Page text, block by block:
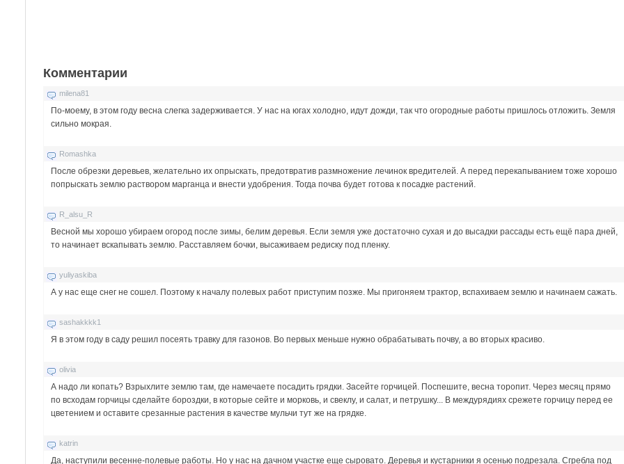
Комментарии
milena81
По-моему, в этом году весна слегка задерживается. У нас на югах холодно, идут дожди, так что огородные работы пришлось отложить. Земля
сильно мокрая.
Romashka
После обрезки деревьев, желательно их опрыскать, предотвратив размножение лечинок вредителей. А перед перекапыванием тоже хорошо
попрыскать землю раствором марганца и внести удобрения. Тогда почва будет готова к посадке растений.
R_alsu_R
Весной мы хорошо убираем огород после зимы, белим деревья. Если земля уже достаточно сухая и до высадки рассады есть ещё пара дней,
то начинает вскапывать землю. Расставляем бочки, высаживаем редиску под пленку.
yuliyaskiba
А у нас еще снег не сошел. Поэтому к началу полевых работ приступим позже. Мы пригоняем трактор, вспахиваем землю и начинаем сажать.
sashakkkk1
Я в этом году в саду решил посеять травку для газонов. Во первых меньше нужно обрабатывать почву, а во вторых красиво.
olivia
А надо ли копать? Взрыхлите землю там, где намечаете посадить грядки. Засейте горчицей. Поспешите, весна торопит. Через месяц прямо
по всходам горчицы сделайте бороздки, в которые сейте и морковь, и свеклу, и салат, и петрушку... В междурядиях срежете горчицу перед ее
цветением и оставите срезанные растения в качестве мульчи тут же на грядке.
katrin
Да, наступили весенне-полевые работы. Но у нас на дачном участке еще сыровато. Деревья и кустарники я осенью подрезала. Сгребла под